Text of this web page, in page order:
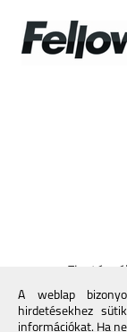
döntése
adathordozó
A weblap
hirdetésekhez
információkat. Ha